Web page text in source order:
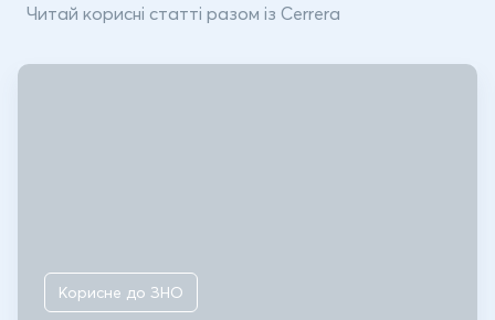
Читай корисні статті разом із Cerrera
Корисне до ЗНО